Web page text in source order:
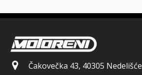
Čakovečka 43, 40305 Nedelišće